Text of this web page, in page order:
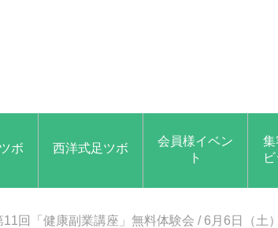
ボ 西洋式足ツボ
会員様イベン
ト
集
回「健康副業講座」無料体験会 / 6月6日（土